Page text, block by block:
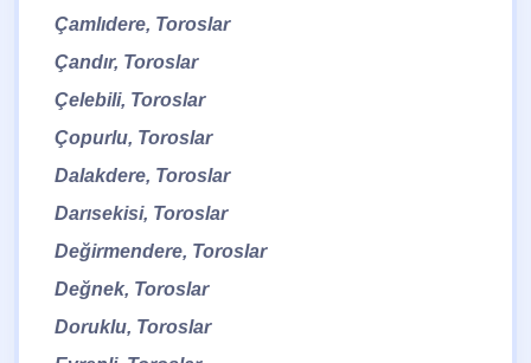
Çamlıdere, Toroslar
Çandır, Toroslar
Çelebili, Toroslar
Çopurlu, Toroslar
Dalakdere, Toroslar
Darısekisi, Toroslar
Değirmendere, Toroslar
Değnek, Toroslar
Doruklu, Toroslar